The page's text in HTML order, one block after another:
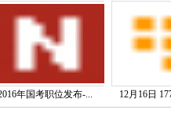
年国考职位发布-... 12月16日